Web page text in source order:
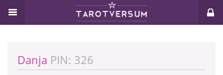
Danja PIN: 326